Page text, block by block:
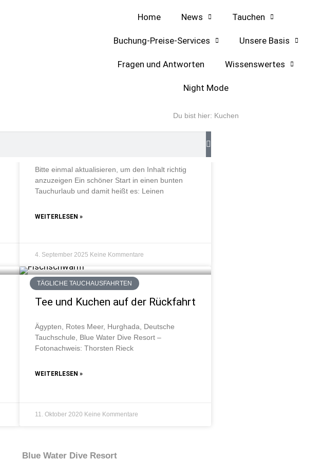
Home News Tauchen
Buchung-Preise-Services Unsere Basis
Fragen und Antworten Wissenswertes
Night Mode
Du bist hier: Kuchen
Ein schöner Start in einen bunten
Bitte einmal aktualisieren, um den Inhalt richtig
anzuzeigen Ein schöner Start in einen bunten
Tauchurlaub und damit heißt es: Leinen
WEITERLESEN »
4. September 2025 Keine Kommentare
TÄGLICHE TAUCHAUSFAHRTEN
Tee und Kuchen auf der Rückfahrt
Ägypten, Rotes Meer, Hurghada, Deutsche
Tauchschule, Blue Water Dive Resort –
Fotonachweis: Thorsten Rieck
WEITERLESEN »
11. Oktober 2020 Keine Kommentare
Blue Water Dive Resort